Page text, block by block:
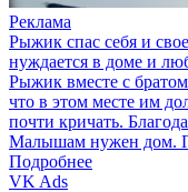
Реклама
Рыжик спас себя и
нуждается в доме и
Рыжик вместе с
что в этом месте им
почти кричать.
Малышам нужен дом.
Подробнее
VK Ads